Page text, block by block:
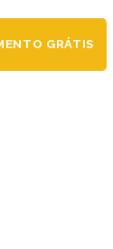
GRÁTIS